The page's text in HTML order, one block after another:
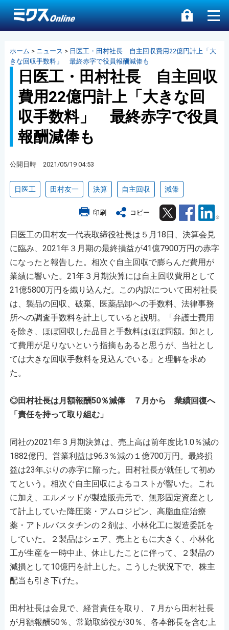
ホーム > ニュース > 日医工・田村社長 自主回収費用22億円計上「大
きな回収手数料」 最終赤字で役員報酬減俸も
日医工・田村社長 自主回収
費用22億円計上「大きな回
収手数料」 最終赤字で役員
報酬減俸も
公開日時 2021/05/19 04:53
日医工 田村友一 決算 自主回収 減俸
印刷 コピー Twitter Facebook
日医工の田村友一代表取締役社長は５月18日、決算会見
に臨み、2021年３月期の最終損益が41億7900万円の赤字
になったと報告した。相次ぐ自主回収で膨らんだ費用が
業績に響いた。21年３月期決算には自主回収費用として
21億5800万円を織り込んだ。この内訳について田村社長
は、製品の回収、破棄、医薬品卸への手数料、法律事務
所への調査手数料を計上していると説明。「弁護士費用
を除き、ほぼ回収した品目と手数料はほぼ同額。卸とし
て費用が足りないという指摘もあると思うが、当社とし
ては大きな回収手数料を見込んでいる」と理解を求め
た。
◎田村社長は月額報酬50％減俸 ７月から 業績回復へ
「責任を持って取り組む」
同社の2021年３月期決算は、売上高は前年度比1.0％減の
1882億円。営業利益は96.3％減の１億700万円。最終損
益は23年ぶりの赤字に陥った。田村社長が就任して初め
てという。相次ぐ自主回収によるコストが響いた。これ
に加え、エルメッドが製造販売元で、無形固定資産とし
て計上していた降圧薬・アムロジピン、高脂血症治療
薬・アトルバスタチンの２剤は、小林化工に製造委託を
していた。２製品はシェア、売上ともに大きく、小林化
工が生産を一時中止、休止したことに伴って、２製品の
減損として10億円を計上した。こうした状況下で、株主
配当も引き下げた。
田村社長は会見で、経営責任を取り、７月から田村社長
が月額報酬50％、常勤取締役が30％、各本部長を含む上